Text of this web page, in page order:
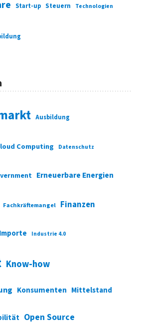
Start-up Steuern Technologien
Ausbildung
Computing Datenschutz
Erneuerbare Energien
Fachkräftemangel Finanzen
Importe Industrie 4.0
Know-how
Konsumenten Mittelstand
Open Source